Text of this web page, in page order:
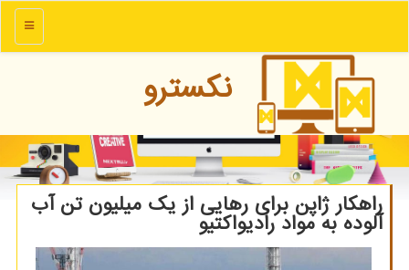
منو
نكسترو
راهكار ژاپن برای رهایی از یك میلیون تن آب
آلوده به مواد رادیواكتیو